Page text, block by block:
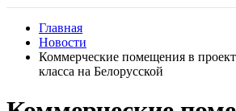
Главная
Новости
Коммерческие помещения в
класса на Белорусской